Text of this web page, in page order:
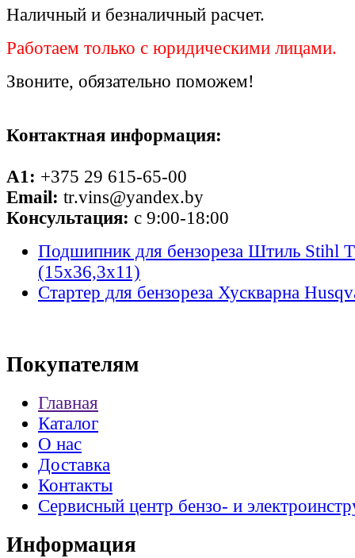
Наличный и безналичный расчет.
Работаем только с юридическими лицами.
Звоните, обязательно поможем!
Контактная информация:
A1: +375 29 615-65-00
Email: tr.vins@yandex.by
Консультация: с 9:00-18:00
Подшипник для бензореза Штиль Stihl
(15х36,3х11)
Стартер для бензореза Хускварна
Покупателям
Главная
Каталог
О нас
Доставка
Контакты
Сервисный центр бензо- и
Информация